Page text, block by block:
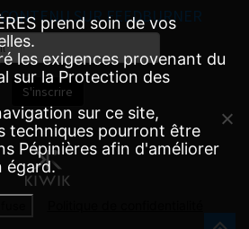
SUR FEEDBURNER
S'inscrire
prend soin de vos
les exigences provenant du
sur la Protection des
sur ce site,
techniques pourront être
Pépinières afin d'améliorer
égard.